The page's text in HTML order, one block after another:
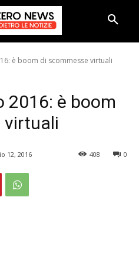
è boom di scommesse virtuali
2016: è boom
virtuali
12, 2016 0
408